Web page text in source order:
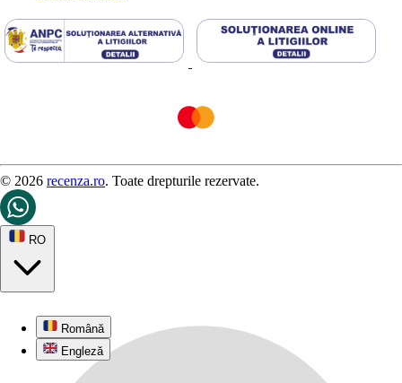
© 2026 recenza.ro. Toate drepturile rezervate.
RO
Română
Engleză